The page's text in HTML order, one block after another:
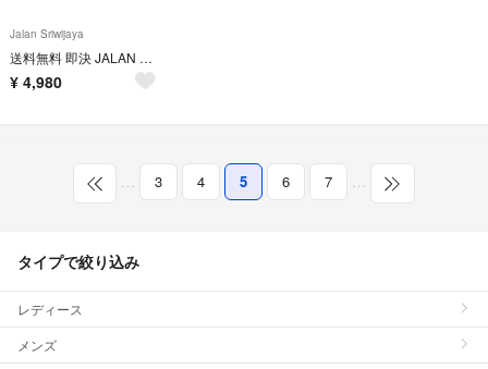
Jalan Sriwijaya
送料無料 即決 JALAN SRIWIJAYA 8 98374 11120 メンズ レザーシューズ モンクストラップ 茶 革靴
¥ 4,980
… 3 4 5 6 7 …
タイプで絞り込み
レディース
メンズ